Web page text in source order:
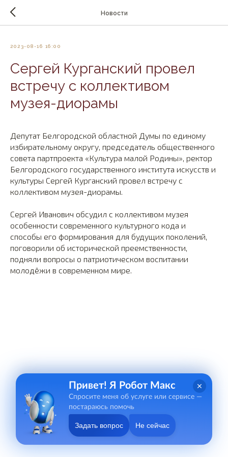
Новости
2023-08-16 16:00
Сергей Курганский провел
встречу с коллективом
музея-диорамы
Депутат Белгородской областной Думы по единому
избирательному округу, председатель общественного
совета партпроекта «Культура малой Родины», ректор
Белгородского государственного института искусств и
культуры Сергей Курганский провел встречу с
коллективом музея-диорамы.
Сергей Иванович обсудил с коллективом музея
особенности современного культурного кода и
способы его формирования для будущих поколений,
поговорили об исторической преемственности,
подняли вопросы о патриотическом воспитании
молодёжи в современном мире.
Привет! Я Робот Макс
Спросите меня об услуге или сервисе —
постараюсь помочь
Задать вопрос Не сейчас